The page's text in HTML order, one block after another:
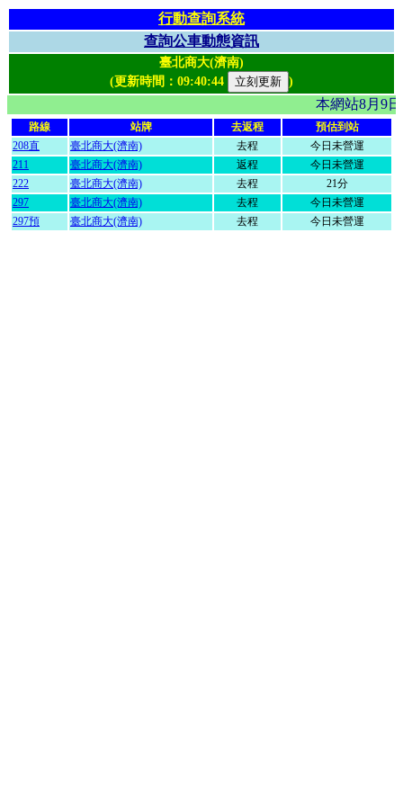
行動查詢系統
查詢公車動態資訊
臺北商大(濟南)
(更新時間： 09:40:44 )
本網站8月9
路線 站牌 去返程
預估到站
208直
臺北商大(濟南) 去程
今日未營運
211
臺北商大(濟南) 返程
今日未營運
222
臺北商大(濟南) 去程
21分
297
臺北商大(濟南) 去程
今日未營運
297預
臺北商大(濟南) 去程 今日未營運